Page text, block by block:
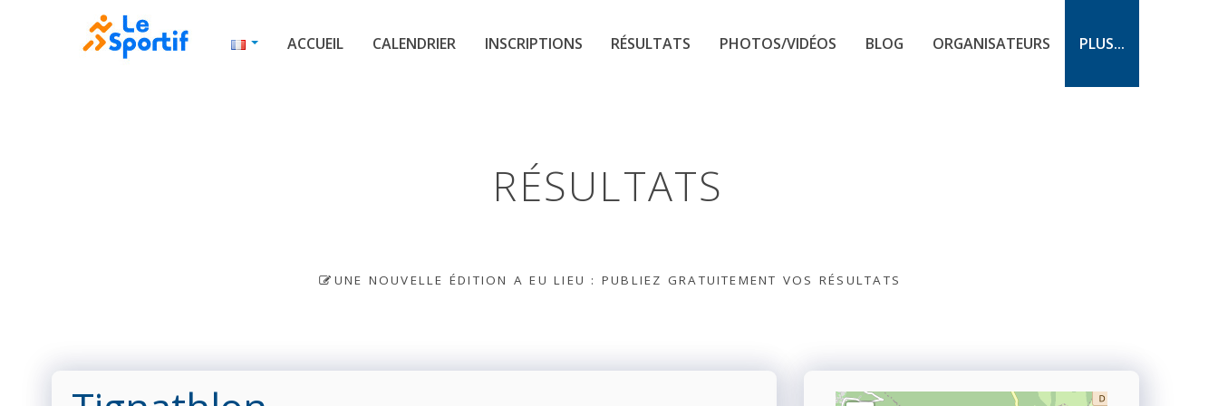
ACCUEIL CALENDRIER INSCRIPTIONS RÉSULTATS PHOTOS/VIDÉOS BLOG ORGANISATEURS PLUS...
RÉSULTATS
UNE NOUVELLE ÉDITION A EU LIEU : PUBLIEZ GRATUITEMENT VOS RÉSULTATS